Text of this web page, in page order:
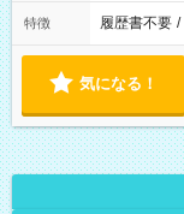
特徴 履歴書不要 /
気になる！